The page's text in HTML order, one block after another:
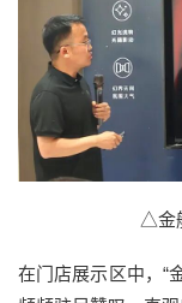
△金
在门店展示区中，“